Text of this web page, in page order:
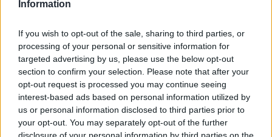
Information
If you wish to opt-out of the sale, sharing to third parties, or
processing of your personal or sensitive information for
targeted advertising by us, please use the below opt-out
section to confirm your selection. Please note that after your
opt-out request is processed you may continue seeing
interest-based ads based on personal information utilized by
us or personal information disclosed to third parties prior to
your opt-out. You may separately opt-out of the further